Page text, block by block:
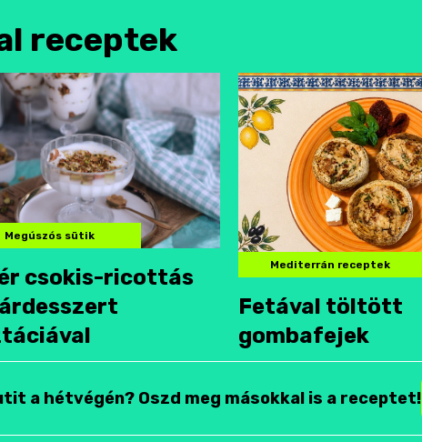
receptek
Megúszós sütik
csokis-ricottás
Mediterrán receptek
Fetával töltött
gombafejek
a hétvégén? Oszd meg másokkal is a receptet!